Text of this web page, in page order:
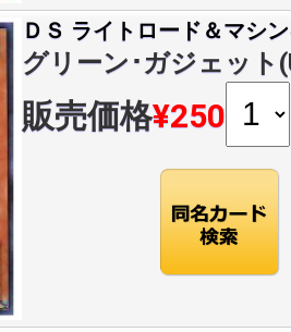
ＤＳ ライトロード＆マシ
グリーン･ガジェット
販売価格¥250